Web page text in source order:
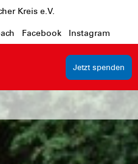
Kreis e.V.
Facebook Instagram
Jetzt spenden